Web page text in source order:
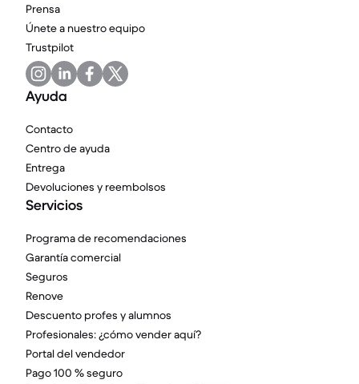
Prensa
Únete a nuestro equipo
Trustpilot
Ayuda
Contacto
Centro de ayuda
Entrega
Devoluciones y reembolsos
Servicios
Programa de recomendaciones
Garantía comercial
Seguros
Renove
Descuento profes y alumnos
Profesionales: ¿cómo vender aquí?
Portal del vendedor
Pago 100 % seguro